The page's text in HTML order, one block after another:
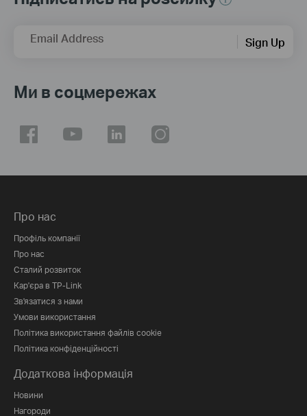
Email Address Sign Up
Ми в соцмережах
Про нас
Профіль компанії
Про нас
Сталий розвиток
Кар'єра в TP-Link
Зв'язатися з нами
Умови використання
Політика використання файлів cookie
Політика конфіденційності
Додаткова інформація
Новини
Нагороди